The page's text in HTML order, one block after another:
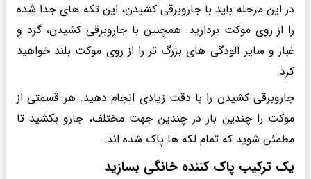
در این مرحله باید با جاروبرقی کشیدن، این تکه های جدا شده
را از روی موکت بردارید. همچنین با جاروبرقی کشیدن، گرد و
غبار و سایر آلودگی های بزرگ تر را از روی موکت بلند خواهید
کرد.
جاروبرقی کشیدن را با دقت زیادی انجام دهید. هر قسمتی از
موکت را چندین بار در چندین جهت مختلف، جارو بکشید تا
مطمئن شوید که تمام لکه ها پاک شده اند.
یک ترکیب پاک کننده خانگی بسازید